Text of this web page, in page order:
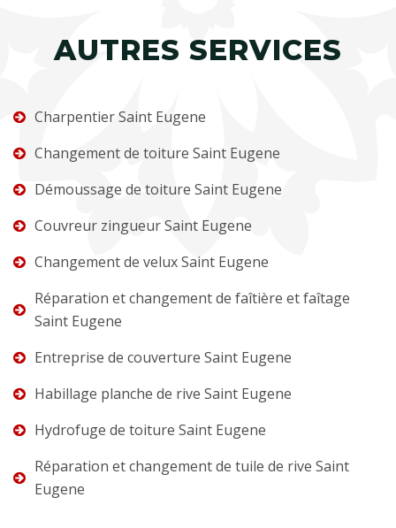
AUTRES SERVICES
Charpentier Saint Eugene
Changement de toiture Saint Eugene
Démoussage de toiture Saint Eugene
Couvreur zingueur Saint Eugene
Changement de velux Saint Eugene
Réparation et changement de faîtière et faîtage
Saint Eugene
Entreprise de couverture Saint Eugene
Habillage planche de rive Saint Eugene
Hydrofuge de toiture Saint Eugene
Réparation et changement de tuile de rive Saint
Eugene